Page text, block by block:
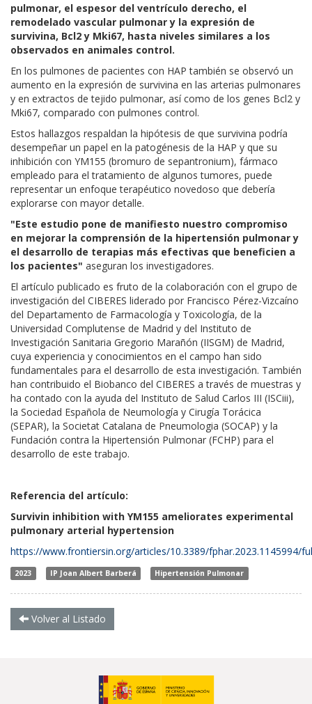
pulmonar, el espesor del ventrículo derecho, el
remodelado vascular pulmonar y la expresión de
survivina, Bcl2 y Mki67, hasta niveles similares a los
observados en animales control.
En los pulmones de pacientes con HAP también se observó un
aumento en la expresión de survivina en las arterias pulmonares
y en extractos de tejido pulmonar, así como de los genes Bcl2 y
Mki67, comparado con pulmones control.
Estos hallazgos respaldan la hipótesis de que survivina podría
desempeñar un papel en la patogénesis de la HAP y que su
inhibición con YM155 (bromuro de sepantronium), fármaco
empleado para el tratamiento de algunos tumores, puede
representar un enfoque terapéutico novedoso que debería
explorarse con mayor detalle.
"Este estudio pone de manifiesto nuestro compromiso
en mejorar la comprensión de la hipertensión pulmonar y
el desarrollo de terapias más efectivas que beneficien a
los pacientes" aseguran los investigadores.
El artículo publicado es fruto de la colaboración con el grupo de
investigación del CIBERES liderado por Francisco Pérez-Vizcaíno
del Departamento de Farmacología y Toxicología, de la
Universidad Complutense de Madrid y del Instituto de
Investigación Sanitaria Gregorio Marañón (IISGM) de Madrid,
cuya experiencia y conocimientos en el campo han sido
fundamentales para el desarrollo de esta investigación. También
han contribuido el Biobanco del CIBERES a través de muestras y
ha contado con la ayuda del Instituto de Salud Carlos III (ISCiii),
la Sociedad Española de Neumología y Cirugía Torácica
(SEPAR), la Societat Catalana de Pneumologia (SOCAP) y la
Fundación contra la Hipertensión Pulmonar (FCHP) para el
desarrollo de este trabajo.
Referencia del artículo:
Survivin inhibition with YM155 ameliorates experimental
pulmonary arterial hypertension
https://www.frontiersin.org/articles/10.3389/fphar.2023.1145994/
2023 IP Joan Albert Barberá Hipertensión Pulmonar
Volver al Listado